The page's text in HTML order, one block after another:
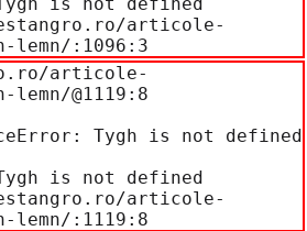
:1096:3
articole-
@1119:8
Tygh is not defined
is not defined
:1119:8